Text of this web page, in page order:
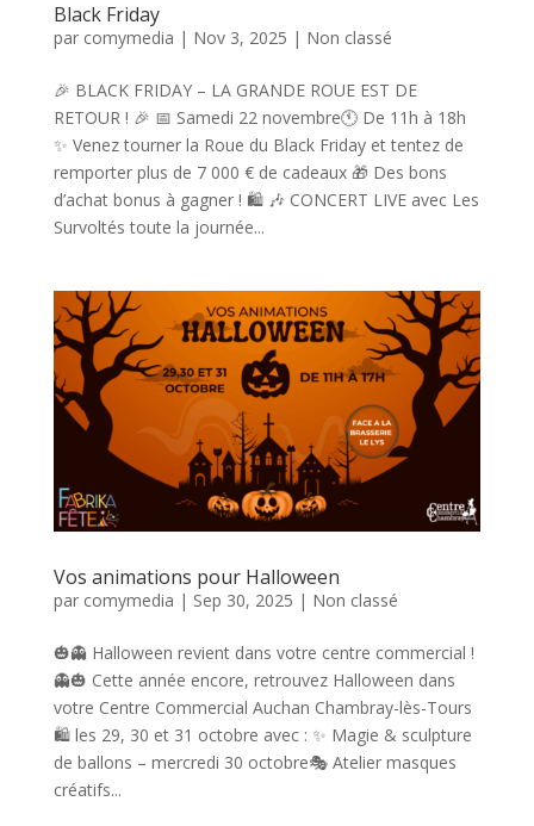
Black Friday
par comymedia | Nov 3, 2025 | Non classé
🎉 BLACK FRIDAY – LA GRANDE ROUE EST DE
RETOUR ! 🎉 📅 Samedi 22 novembre🕚 De 11h à 18h
✨ Venez tourner la Roue du Black Friday et tentez de
remporter plus de 7 000 € de cadeaux 🎁 Des bons
d’achat bonus à gagner ! 🛍️ 🎶 CONCERT LIVE avec Les
Survoltés toute la journée...
Vos animations pour Halloween
par comymedia | Sep 30, 2025 | Non classé
🎃👻 Halloween revient dans votre centre commercial !
👻🎃 Cette année encore, retrouvez Halloween dans
votre Centre Commercial Auchan Chambray-lès-Tours
🛍️ les 29, 30 et 31 octobre avec : ✨ Magie & sculpture
de ballons – mercredi 30 octobre🎭 Atelier masques
créatifs...